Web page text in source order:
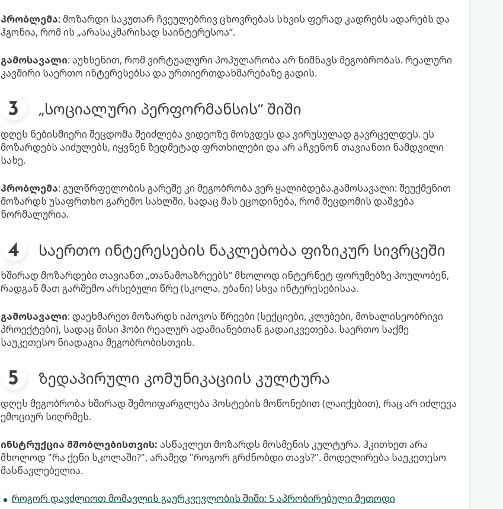
პრობლემა: მოზარდი საკუთარ ჩვეულებრივ ცხოვრებას სხვის ფერად კადრებს ადარებს და
ჰგონია, რომ ის „არასაკმარისად საინტერესოა“.
გამოსავალი: აუხსენით, რომ ვირტუალური პოპულარობა არ ნიშნავს მეგობრობას. რეალური
კავშირი საერთო ინტერესებსა და ურთიერთდახმარებაზე გადის.
„სოციალური პერფორმანსის“ შიში
დღეს ნებისმიერი შეცდომა შეიძლება ვიდეოზე მოხვდეს და ვირუსულად გავრცელდეს. ეს
მოზარდებს აიძულებს, იყვნენ ზედმეტად ფრთხილები და არ აჩვენონ თავიანთი ნამდვილი
სახე.
პრობლემა: გულწრფელობის გარეშე კი მეგობრობა ვერ ყალიბდება.გამოსავალი: შეუქმენით
მოზარდს უსაფრთხო გარემო სახლში, სადაც მას ეცოდინება, რომ შეცდომის დაშვება
ნორმალურია.
საერთო ინტერესების ნაკლებობა ფიზიკურ სივრცეში
ხშირად მოზარდები თავიანთ „თანამოაზრეებს“ მხოლოდ ინტერნეტ ფორუმებზე პოულობენ,
რადგან მათ გარშემო არსებული წრე (სკოლა, უბანი) სხვა ინტერესებისაა.
გამოსავალი: დაეხმარეთ მოზარდს იპოვოს წრეები (სექციები, კლუბები, მოხალისეობრივი
პროექტები), სადაც მისი ჰობი რეალურ ადამიანებთან გადაიკვეთება. საერთო საქმე
საუკეთესო ნიადაგია მეგობრობისთვის.
ზედაპირული კომუნიკაციის კულტურა
დღეს მეგობრობა ხშირად შემოიფარგლება პოსტების მოწონებით (ლაიქებით), რაც არ იძლევა
ემოციურ სიღრმეს.
ინსტრუქცია მშობლებისთვის: ასწავლეთ მოზარდს მოსმენის კულტურა. ჰკითხეთ არა
მხოლოდ "რა ქენი სკოლაში?", არამედ "როგორ გრძნობდი თავს?". მოდელირება საუკეთესო
მასწავლებელია.
როგორ დავძლიოთ მომავლის გაურკვევლობის შიში: 5 აპრობირებული მეთოდი